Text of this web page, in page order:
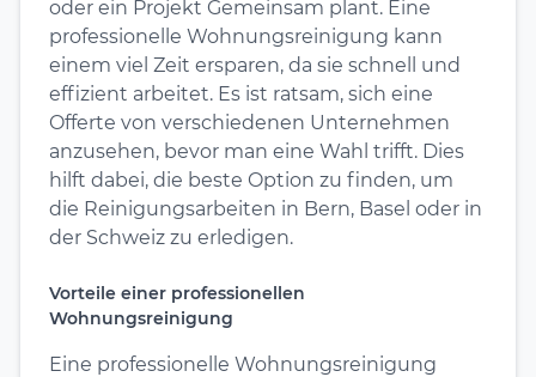
oder ein Projekt Gemeinsam plant. Eine
professionelle Wohnungsreinigung kann
einem viel Zeit ersparen, da sie schnell und
effizient arbeitet. Es ist ratsam, sich eine
Offerte von verschiedenen Unternehmen
anzusehen, bevor man eine Wahl trifft. Dies
hilft dabei, die beste Option zu finden, um
die Reinigungsarbeiten in Bern, Basel oder in
der Schweiz zu erledigen.
Vorteile einer professionellen
Wohnungsreinigung
Eine professionelle Wohnungsreinigung